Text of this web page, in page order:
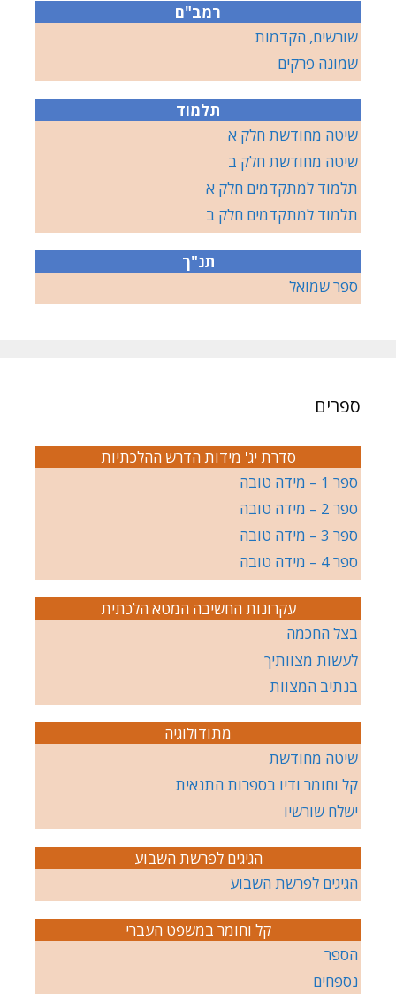
רמב"ם
שורשים, הקדמות
שמונה פרקים
תלמוד
שיטה מחודשת חלק א
שיטה מחודשת חלק ב
תלמוד למתקדמים חלק א
תלמוד למתקדמים חלק ב
תנ"ך
ספר שמואל
ספרים
סדרת יג' מידות הדרש ההלכתיות
ספר 1 – מידה טובה
ספר 2 – מידה טובה
ספר 3 – מידה טובה
ספר 4 – מידה טובה
עקרונות החשיבה המטא הלכתית
בצל החכמה
לעשות מצוותיך
בנתיב המצוות
מתודולוגיה
שיטה מחודשת
קל וחומר ודיו בספרות התנאית
ישלח שורשיו
הגיגים לפרשת השבוע
הגיגים לפרשת השבוע
קל וחומר במשפט העברי
הספר
נספחים